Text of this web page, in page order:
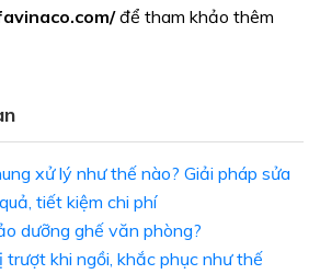
để tham khảo thêm
xử lý như thế nào? Giải pháp sửa
tiết kiệm chi phí
dưỡng ghế văn phòng?
trượt khi ngồi, khắc phục như thế